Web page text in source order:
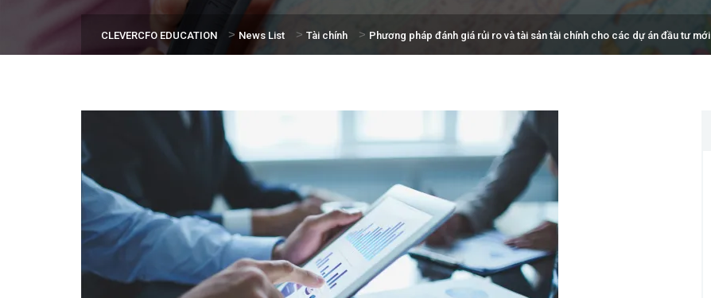
CLEVERCFO EDUCATION > News List > Tài chính > Phương pháp đánh giá rủi ro và tài sản tài chính cho các dự án đầu tư mới